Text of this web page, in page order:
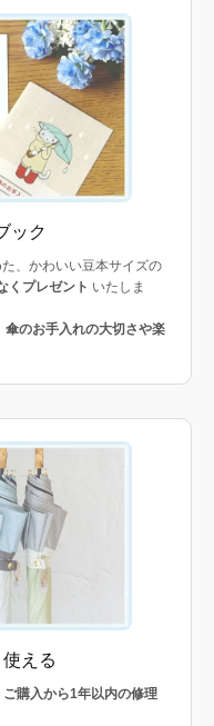
ック
、かわいい豆本サイズの
くプレゼント いたしま
傘のお手入れの大切さや楽
える
ご購入から1年以内の修理